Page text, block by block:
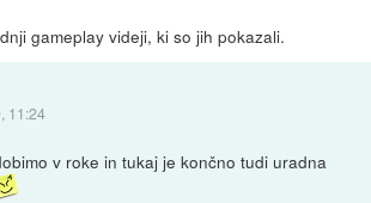
gameplay videji, ki so jih pokazali.
11:24
v roke in tukaj je končno tudi uradna